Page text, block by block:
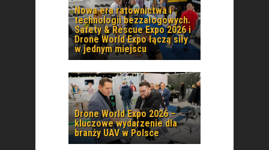
Nowa era ratownictwa i
technologii bezzałogowych.
Safety & Rescue Expo 2026 i
Drone World Expo łączą siły
w jednym miejscu
Drone World Expo 2026 –
kluczowe wydarzenie dla
branży UAV w Polsce